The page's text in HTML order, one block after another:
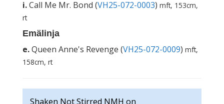
i.Call Me Mr. Bond (VH25-072-0003) mft, 153cm,
rt
Emälinja
e.Queen Anne's Revenge (VH25-072-0009) mft,
158cm, rt
Shaken Not Stirred NMH on